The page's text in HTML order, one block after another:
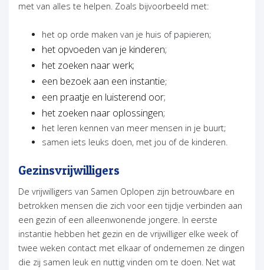
met van alles te helpen. Zoals bijvoorbeeld met:
het op orde maken van je huis of papieren;
het opvoeden van je kinderen;
het zoeken naar werk;
een bezoek aan een instantie;
een praatje en luisterend oor;
het zoeken naar oplossingen;
het leren kennen van meer mensen in je buurt;
samen iets leuks doen, met jou of de kinderen.
Gezinsvrijwilligers
De vrijwilligers van Samen Oplopen zijn betrouwbare en
betrokken mensen die zich voor een tijdje verbinden aan
een gezin of een alleenwonende jongere. In eerste
instantie hebben het gezin en de vrijwilliger elke week of
twee weken contact met elkaar of ondernemen ze dingen
die zij samen leuk en nuttig vinden om te doen. Net wat